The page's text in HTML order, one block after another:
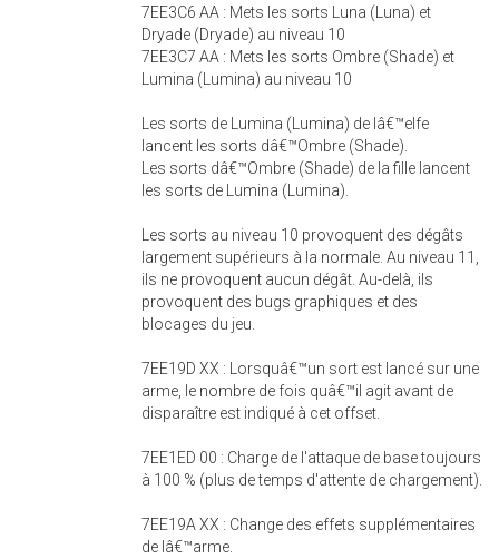
7EE3C6 AA : Mets les sorts Luna (Luna) et
Dryade (Dryade) au niveau 10
7EE3C7 AA : Mets les sorts Ombre (Shade) et
Lumina (Lumina) au niveau 10
Les sorts de Lumina (Lumina) de lâ€™elfe
lancent les sorts dâ€™Ombre (Shade).
Les sorts dâ€™Ombre (Shade) de la fille lancent
les sorts de Lumina (Lumina).
Les sorts au niveau 10 provoquent des dégâts
largement supérieurs à la normale. Au niveau 11,
ils ne provoquent aucun dégât. Au-delà, ils
provoquent des bugs graphiques et des
blocages du jeu.
7EE19D XX : Lorsquâ€™un sort est lancé sur une
arme, le nombre de fois quâ€™il agit avant de
disparaître est indiqué à cet offset.
7EE1ED 00 : Charge de l'attaque de base toujours
à 100 % (plus de temps d'attente de chargement).
7EE19A XX : Change des effets supplémentaires
de lâ€™arme.